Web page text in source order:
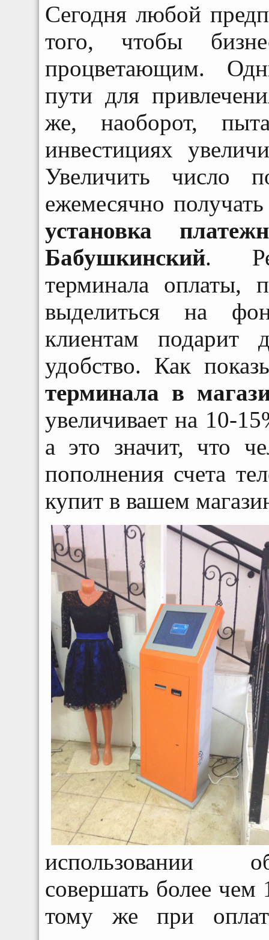
Сегодня любой
того, чтобы
процветающим.
пути для
же, наоборот,
инвестициях
Увеличить число
ежемесячно
установка
Бабушкинский.
терминала оплаты,
выделиться на
клиентам подарит
удобство. Как
терминала в
увеличивает на 10-
а это значит, что
пополнения счета
купит в вашем
использовании
совершать более
тому же при